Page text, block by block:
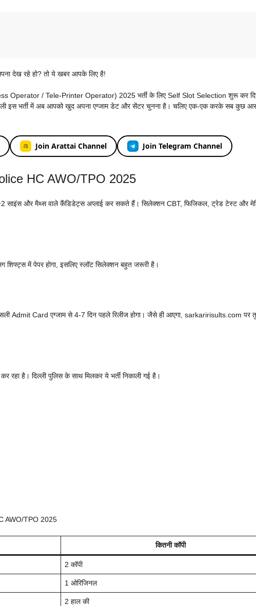
देख रहे हो? तो ये खबर आपके लिए है!
Operator / Tele-Printer Operator) 2025 भर्ती के लिए Self Slot Selection शुरू कर
इस भर्ती में अब आपको खुद अपना एग्जाम डेट और सेंटर चुनना है। चलिए एक-एक करके सब कुछ
Join Arattai Channel Join Telegram Channel
HC AWO/TPO 2025
साइंस और मैथ्स वाले कैंडिडेट्स अप्लाई कर सकते हैं। सिलेक्शन CBT, फिजिकल, ट्रेड टेस्ट और
में पेपर होगा, इसलिए स्लॉट सिलेक्शन बहुत जरूरी है।
Admit Card एग्जाम से 4-7 दिन पहले रिलीज होगा। जैसे ही आएगा, sarkaririsults.com पर
है। दिल्ली पुलिस के साथ मिलकर ये भर्ती निकाली गई है।
AWO/TPO 2025
कितनी कॉपी
2 कॉपी
1 ओरिजिनल
2 हाल की